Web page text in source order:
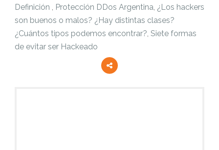
Definición , Protección DDos Argentina, ¿Los hackers
son buenos o malos? ¿Hay distintas clases?
¿Cuántos tipos podemos encontrar?, Siete formas
de evitar ser Hackeado